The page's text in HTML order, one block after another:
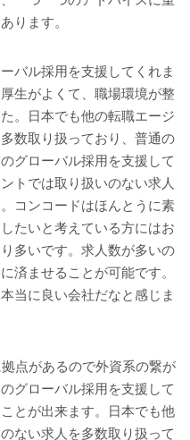
ります。
バル採用を支援してくれま
生がよくて、職場環境が整
。日本でも他の転職エージ
数取り扱っており、普通の
グローバル採用を支援して
トでは取り扱いのない求人
コンコードはほんとうに素
たいと考えている方にはお
多いです。求人数が多いの
済ませることが可能です。
当に良い会社だなと感じま
点があるので外資系の繋が
グローバル採用を支援して
とが出来ます。日本でも他
ない求人を多数取り扱って